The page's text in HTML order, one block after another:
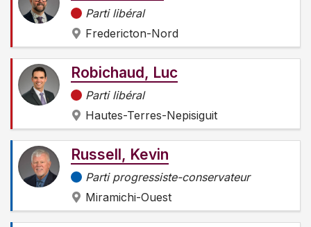
Parti libéral
Fredericton-Nord
Robichaud, Luc
Parti libéral
Hautes-Terres-Nepisiguit
Russell, Kevin
Parti progressiste-conservateur
Miramichi-Ouest